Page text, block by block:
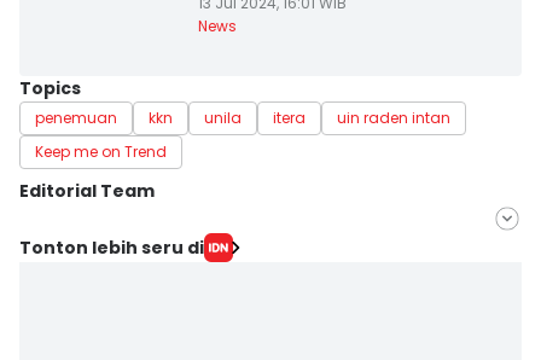
News
Topics
penemuan kkn unila itera
uin raden intan
Keep me on Trend
Editorial Team
Editor
Tonton lebih seru di